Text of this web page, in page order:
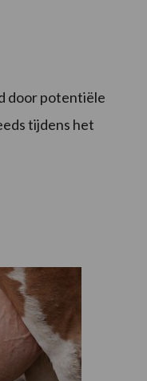
door potentiële
tijdens het